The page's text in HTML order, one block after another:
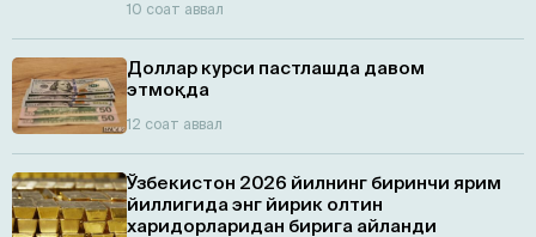
10 соат аввал
Доллар курси пастлашда давом
этмоқда
12 соат аввал
Ўзбекистон 2026 йилнинг биринчи ярим
йиллигида энг йирик олтин
харидорларидан бирига айланди